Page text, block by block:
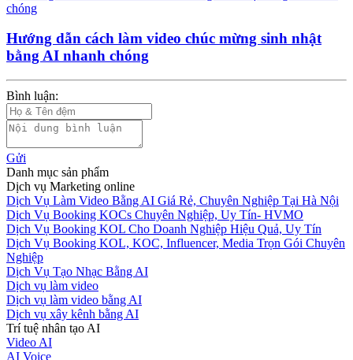
Hướng dẫn cách làm video chúc mừng sinh nhật
bằng AI nhanh chóng
Bình luận:
Gửi
Danh mục sản phẩm
Dịch vụ Marketing online
Dịch Vụ Làm Video Bằng AI Giá Rẻ, Chuyên Nghiệp Tại Hà Nội
Dịch Vụ Booking KOCs Chuyên Nghiệp, Uy Tín- HVMO
Dịch Vụ Booking KOL Cho Doanh Nghiệp Hiệu Quả, Uy Tín
Dịch Vụ Booking KOL, KOC, Influencer, Media Trọn Gói Chuyên
Nghiệp
Dịch Vụ Tạo Nhạc Bằng AI
Dịch vụ làm video
Dịch vụ làm video bằng AI
Dịch vụ xây kênh bằng AI
Trí tuệ nhân tạo AI
Video AI
AI Voice